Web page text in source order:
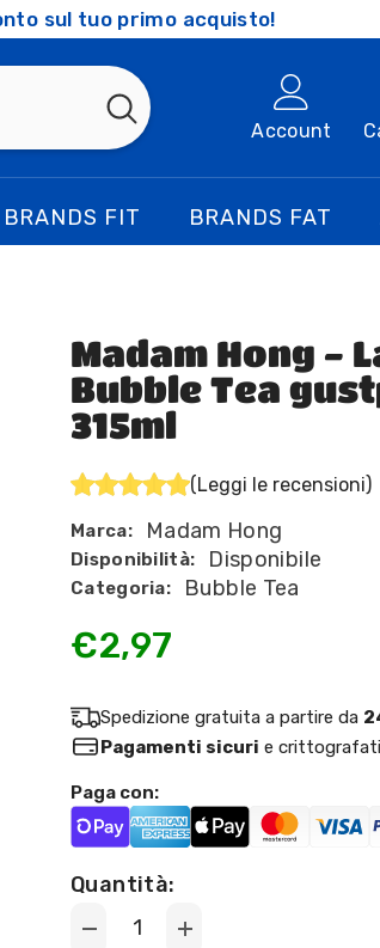
sul tuo primo acquisto!
Account
BRANDS FIT BRANDS FAT
Madam Hong -
Bubble Tea
315ml
(Leggi le recensioni)
Marca: Madam Hong
Disponibilità: Disponibile
Categoria: Bubble Tea
€2,97
Spedizione gratuita a partire da
Pagamenti sicuri e crittografati
Paga con:
Quantità:
Decrease
Increase